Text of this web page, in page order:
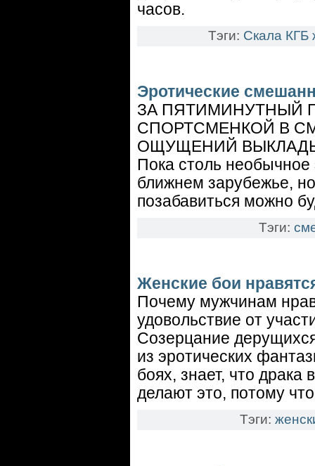
часов.
Тэги: Скала КГБ
Эротические
ЗА ПЯТИМИНУТНЫЙ
СПОРТСМЕНКОЙ В
ОЩУЩЕНИЙ
Пока столь необычное
ближнем зарубежье,
позабавиться можно
Тэги:
Женские бои
Почему мужчинам
удовольствие от
Созерцание
из эротических
боях, знает, что
делают это, потому
Тэги: